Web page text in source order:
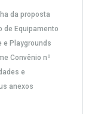
da proposta
de Equipamento
e Playgrounds
Convênio nº
e
anexos